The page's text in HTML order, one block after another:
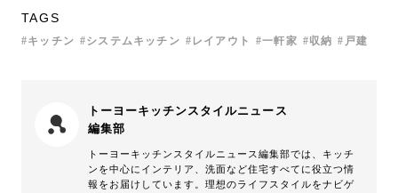
TAGS
キッチン システムキッチン レイアウト 一軒家 収納 戸建
トーヨーキッチンスタイルニュース
編集部
トーヨーキッチンスタイルニュース編集部では、キッチ
ンを中心にインテリア、洗面など住宅すべてに役立つ情
報をお届けしています。理想のライフスタイルをナビゲ